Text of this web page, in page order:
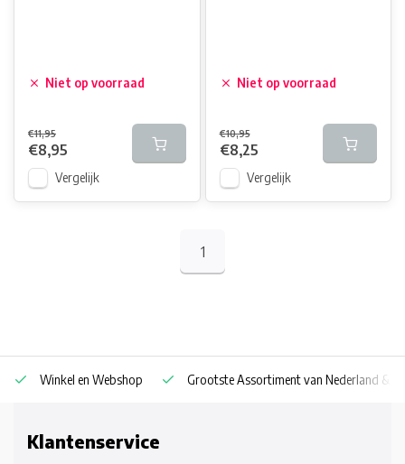
Niet op voorraad
€11,95
€8,95
Vergelijk
Niet op voorraad
€10,95
€8,25
Vergelijk
1
Winkel en Webshop Grootste Assortiment van Nederland &
Klantenservice